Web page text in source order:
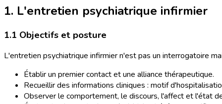
1. L'entretien psychiatrique infirmier
1.1 Objectifs et posture
L'entretien psychiatrique infirmier n'est pas un interrogatoire
Établir un premier contact et une alliance thérapeutique.
Recueillir des informations cliniques : motif
Observer le comportement, le discours, l'affect et l'état